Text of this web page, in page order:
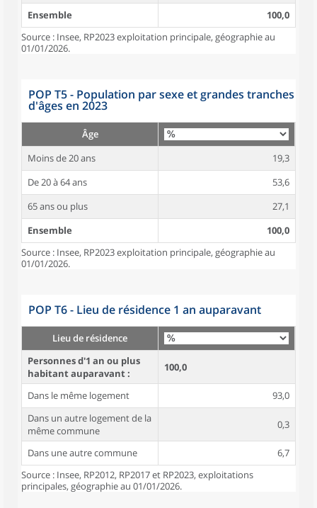
Ensemble
100,0
Source : Insee, RP2023 exploitation principale, géographie au
01/01/2026.
POP T5 - Population par sexe et grandes tranches
d'âges en 2023
Âge
Moins de 20 ans
19,3
De 20 à 64 ans
53,6
65 ans ou plus
27,1
Ensemble
100,0
Source : Insee, RP2023 exploitation principale, géographie au
01/01/2026.
POP T6 - Lieu de résidence 1 an auparavant
Lieu de résidence
Personnes d'1 an ou plus
habitant auparavant :
100,0
Dans le même logement
93,0
Dans un autre logement de la
même commune
0,3
Dans une autre commune
6,7
Source : Insee, RP2012, RP2017 et RP2023, exploitations
principales, géographie au 01/01/2026.